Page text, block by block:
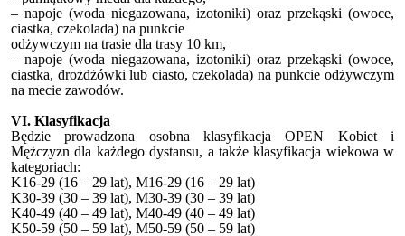
– napoje (woda niegazowana, izotoniki) oraz przekąski (owoce,
ciastka, czekolada) na punkcie
odżywczym na trasie dla trasy 10 km,
– napoje (woda niegazowana, izotoniki) oraz przekąski (owoce,
ciastka, drożdżówki lub ciasto, czekolada) na punkcie odżywczym
na mecie zawodów.
VI. Klasyfikacja
Będzie prowadzona osobna klasyfikacja OPEN Kobiet i
Mężczyzn dla każdego dystansu, a także klasyfikacja wiekowa w
kategoriach:
K16-29 (16 – 29 lat), M16-29 (16 – 29 lat)
K30-39 (30 – 39 lat), M30-39 (30 – 39 lat)
K40-49 (40 – 49 lat), M40-49 (40 – 49 lat)
K50-59 (50 – 59 lat), M50-59 (50 – 59 lat)